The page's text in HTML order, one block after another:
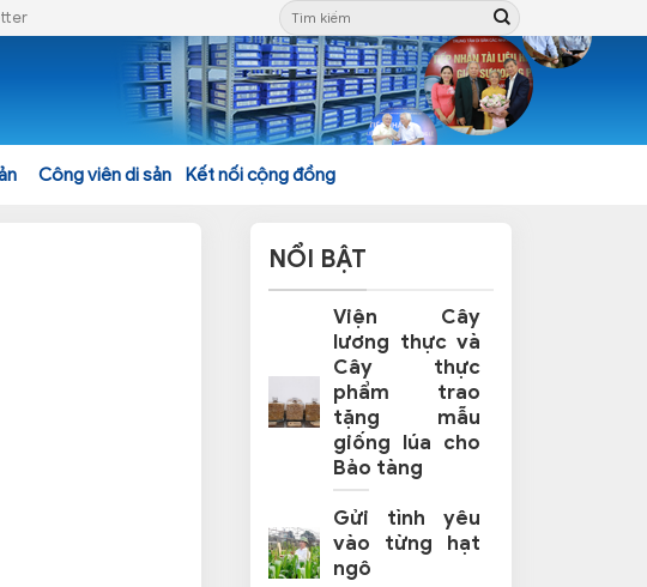
Công viên di sản Kết nối cộng đồng
NỔI BẬT
Viện Cây
lương thực và
Cây thực
phẩm trao
tặng mẫu
giống lúa cho
Bảo tàng
Gửi tình yêu
vào từng hạt
ngô